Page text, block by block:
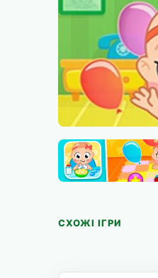
СХОЖІ ІГРИ